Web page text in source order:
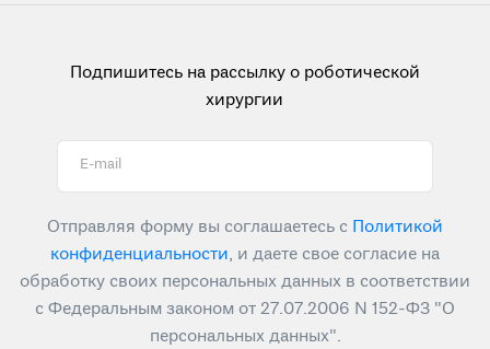
Подпишитесь на рассылку о роботической
хирургии
E-mail
Отправляя форму вы соглашаетесь с Политикой
конфиденциальности, и даете свое согласие на
обработку своих персональных данных в соответствии
с Федеральным законом от 27.07.2006 N 152-ФЗ "О
персональных данных".